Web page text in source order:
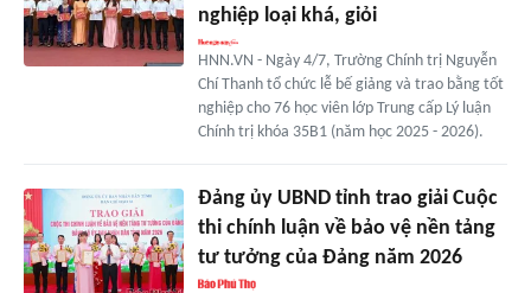
nghiệp loại khá, giỏi
HNN.VN - Ngày 4/7, Trường Chính trị Nguyễn
Chí Thanh tổ chức lễ bế giảng và trao bằng tốt
nghiệp cho 76 học viên lớp Trung cấp Lý luận
Chính trị khóa 35B1 (năm học 2025 - 2026).
Đảng ủy UBND tỉnh trao giải Cuộc
thi chính luận về bảo vệ nền tảng
tư tưởng của Đảng năm 2026